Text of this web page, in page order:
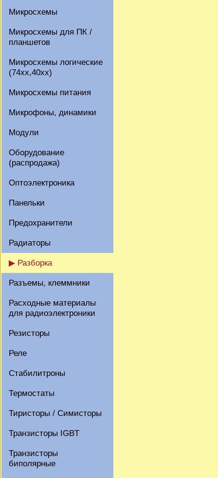
Микросхемы
Микросхемы для ПК /
планшетов
Микросхемы логические
(74xx,40xx)
Микросхемы питания
Микрофоны, динамики
Модули
Оборудование
(распродажа)
Оптоэлектроника
Панельки
Предохранители
Радиаторы
▶ Разборка
Разъемы, клеммники
Расходные материалы
для радиоэлектроники
Резисторы
Реле
Стабилитроны
Термостаты
Тиристоры / Симисторы
Транзисторы IGBT
Транзисторы
биполярные